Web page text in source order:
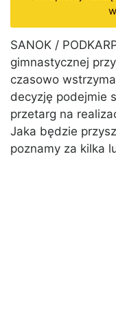
SANOK /
gimnastycznej
czasowo
decyzję podejmie
przetarg na
Jaka będzie
poznamy za kilka